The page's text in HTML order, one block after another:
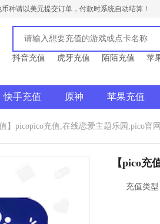
种请以美元提交订单，付款时系统自动结算！
抖音充值 虎牙充值 陌陌充值 苹
快手充值 原神 苹果充值
值】picopico充值,在线恋爱主题乐园,pico官
【pico充
充值类型